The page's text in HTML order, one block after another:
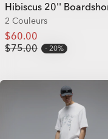
Hibiscus 20''
2 Couleurs
$60.00
$75.00
20%